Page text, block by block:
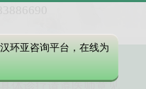
中医白癜风医院
体诊疗请遵医师意见
环亚咨询平台，在线为